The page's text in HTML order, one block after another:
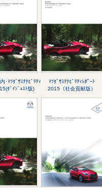
･ﾏﾂﾀﾞｻｽﾃﾅﾋﾞﾘﾃｨ
ﾀﾞｲｼﾞｪｽﾄ版)
ﾏﾂﾀﾞｻｽﾃﾅﾋﾞﾘﾃｨﾚﾎﾟｰﾄ
2015（社会貢献版）